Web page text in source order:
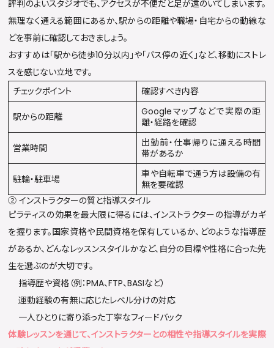
評判のよいスタジオでも、アクセスが不便だと足が遠のいてしまいます。
無理なく通える範囲にあるか、駅からの距離や職場・自宅からの動線な
どを事前に確認しておきましょう。
おすすめは「駅から徒歩10分以内」や「バス停の近く」など、移動にストレ
スを感じない立地です。
チェックポイント
確認すべき内容
駅からの距離
Googleマップなどで実際の距
離・経路を確認
営業時間
出勤前・仕事帰りに通える時間
帯があるか
駐輪・駐車場
車や自転車で通う方は設備の有
無を要確認
② インストラクターの質と指導スタイル
ピラティスの効果を最大限に得るには、インストラクターの指導がカギ
を握ります。国家資格や民間資格を保有しているか、どのような指導歴
があるか、どんなレッスンスタイルかなど、自分の目標や性格に合った先
生を選ぶのが大切です。
指導歴や資格（例：PMA、FTP、BASIなど）
運動経験の有無に応じたレベル分けの対応
一人ひとりに寄り添った丁寧なフィードバック
体験レッスンを通じて、インストラクターとの相性や指導スタイルを実際